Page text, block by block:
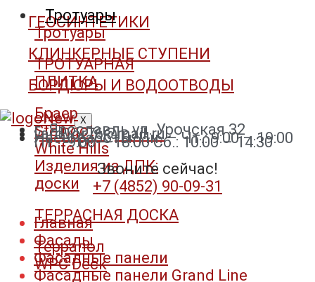
Тротуары
Тротуары
ТРОТУАРНАЯ
ПЛИТКА
Браер
Steingot
White Hills
Изделия из ДПК:
доски
ТЕРРАСНАЯ ДОСКА
Террапол
WPC Deck
ГЕОСИНТЕТИКИ
КЛИНКЕРНЫЕ СТУПЕНИ
БОРДЮРЫ И ВОДООТВОДЫ
X
г. Ярославль ул. Урочская 32
yardvor76@mail.ru
Часы работы: Пн. – Чт.: 9:00 – 19:00
Пт. : 9:00 – 18:00 Сб.: 10:00 – 14:30
Звоните сейчас!
+7 (4852) 90-09-31​
Главная
Фасады
Фасадные панели
Фасадные панели Grand Line